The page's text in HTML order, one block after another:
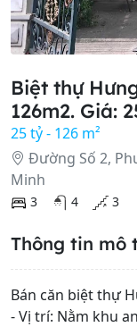
Biệt thự
126m2. Giá:
25 tỷ - 126 m²
Đường Số 2,
Minh
3 4 3
Thông tin mô
Bán căn biệt thự
- Vị trí: Nằm khu